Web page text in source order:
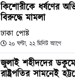
কিশোরীকে ধর্ষণের
বিরুদ্ধে মামলা
ঢাকা পোষ্ট
২০ ঘণ্টা, ২২ মিনিট আগে
জুলাই শহীদদের
রাষ্ট্রপতির সামনেই